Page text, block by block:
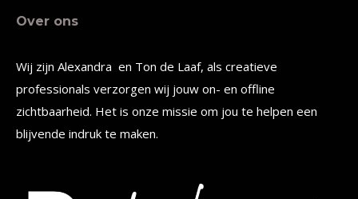
Over ons
Wij zijn Alexandra en Ton de Laaf, als creatieve
professionals verzorgen wij jouw on- en offline
zichtbaarheid. Het is onze missie om jou te helpen een
blijvende indruk te maken.